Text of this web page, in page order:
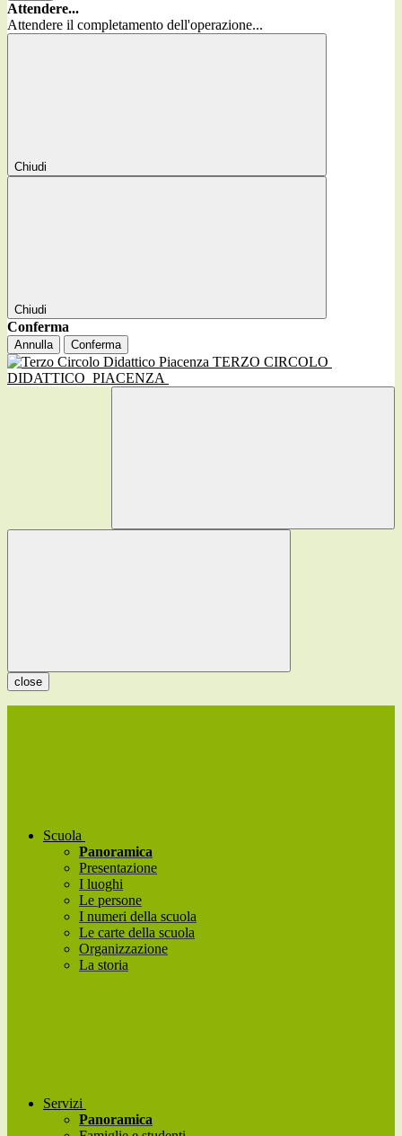
Attendere...
Attendere il completamento dell'operazione...
Chiudi
Chiudi
Conferma
Annulla Conferma
TERZO CIRCOLO
DIDATTICO PIACENZA
close
Scuola
Panoramica
Presentazione
I luoghi
Le persone
I numeri della scuola
Le carte della scuola
Organizzazione
La storia
Servizi
Panoramica